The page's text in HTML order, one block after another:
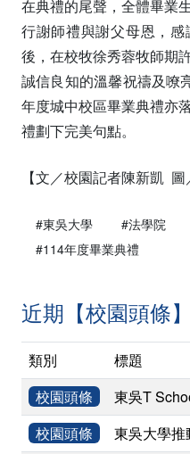
在典禮的尾聲，全體畢業
行謝師禮與謝父母恩，
後，在校牧徐秀蓉牧師期
誠信良知的溫馨祝禱及嘹
年度城中校區畢業典禮亦
禮劃下完美句點。
【文／校園記者陳新凱 圖
#東吳大學 #法學院
#114年度畢業典禮
近期【校園頭條】
類別
標題
校園頭條
東吳T
校園頭條
東吳大學